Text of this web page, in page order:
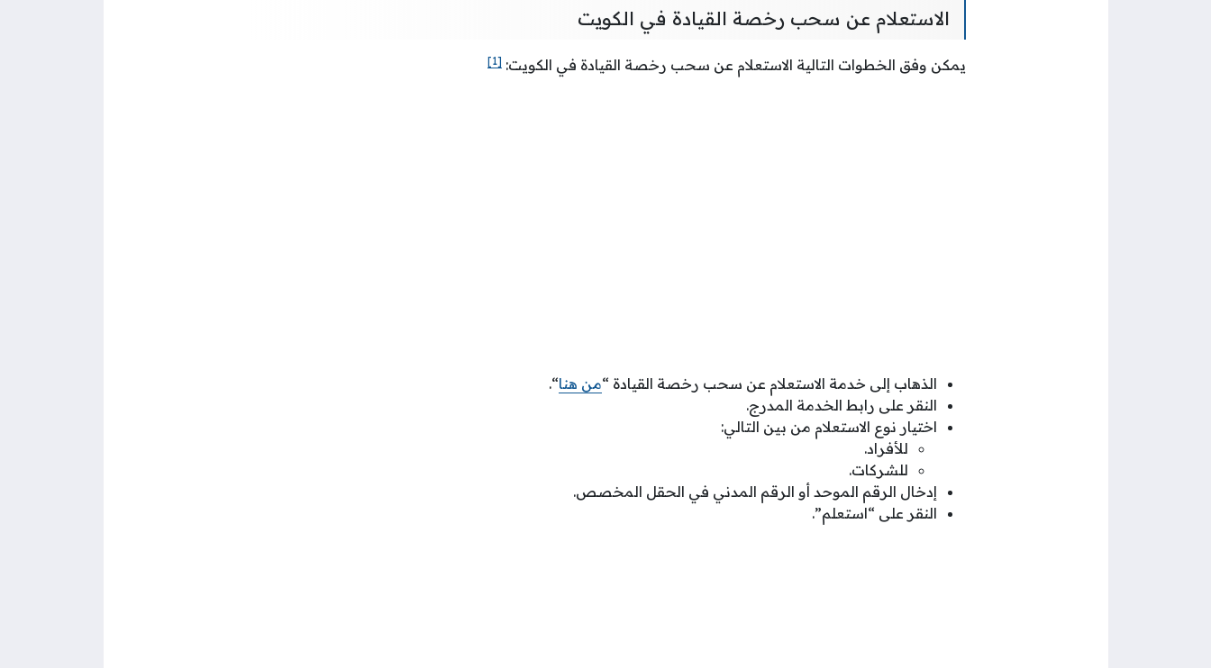
الاستعلام عن سحب رخصة القيادة في الكويت
يمكن وفق الخطوات التالية الاستعلام عن سحب رخصة القيادة في الكويت: [1]
الذهاب إلى خدمة الاستعلام عن سحب رخصة القيادة “من هنا“.
النقر على رابط الخدمة المدرج.
اختيار نوع الاستعلام من بين التالي:
للأفراد.
للشركات.
إدخال الرقم الموحد أو الرقم المدني في الحقل المخصص.
النقر على “استعلم”.